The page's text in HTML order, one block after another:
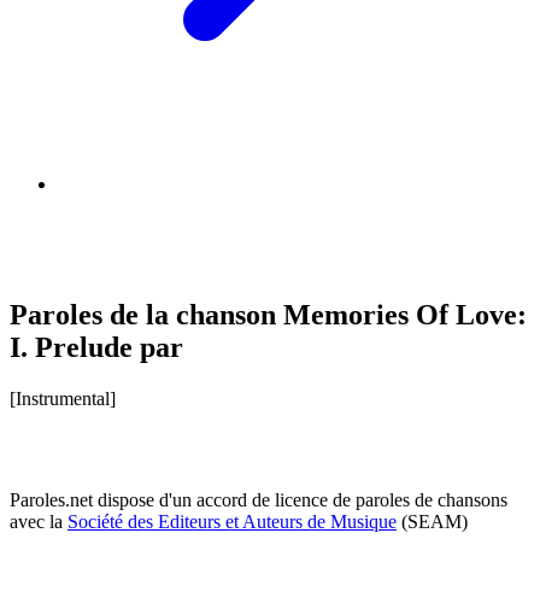
Paroles de la chanson Memories Of Love:
I. Prelude par
[Instrumental]
Paroles.net dispose d'un accord de licence de paroles de chansons
avec la Société des Editeurs et Auteurs de Musique (SEAM)